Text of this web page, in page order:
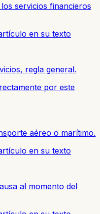
servicios financieros
en su texto
regla general.
por este
aéreo o marítimo.
en su texto
al momento del